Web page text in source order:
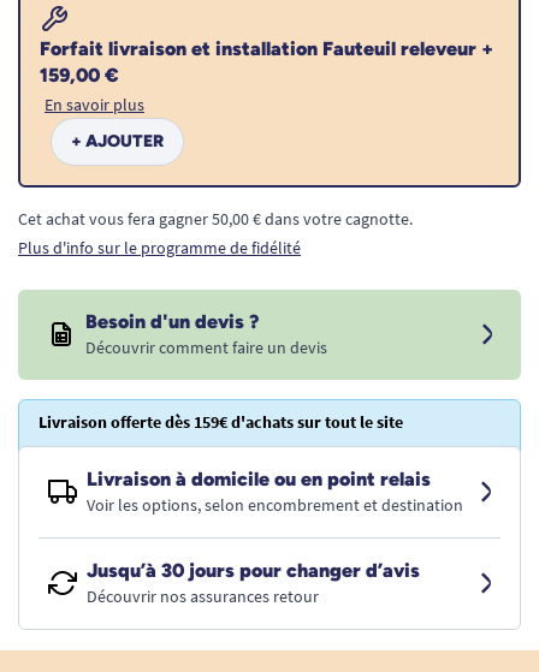
Forfait livraison et installation Fauteuil releveur +
159,00 €
En savoir plus
+ AJOUTER
Cet achat vous fera gagner 50,00 € dans votre cagnotte.
Plus d'info sur le programme de fidélité
Besoin d'un devis ?
Découvrir comment faire un devis
Livraison offerte dès 159€ d'achats sur tout le site
Livraison à domicile ou en point relais
Voir les options, selon encombrement et destination
Jusqu’à 30 jours pour changer d’avis
Découvrir nos assurances retour